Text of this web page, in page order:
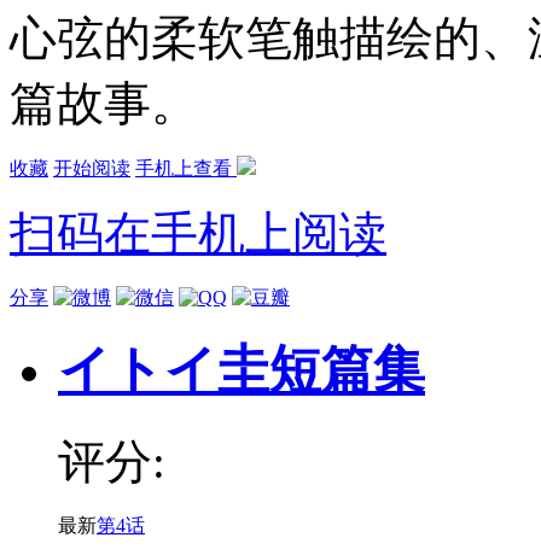
心弦的柔软笔触描绘的
篇故事。
收藏 开始阅读 手机上查看
扫码在手机上阅读
分享
イトイ圭短篇集
评分:
最新第4话